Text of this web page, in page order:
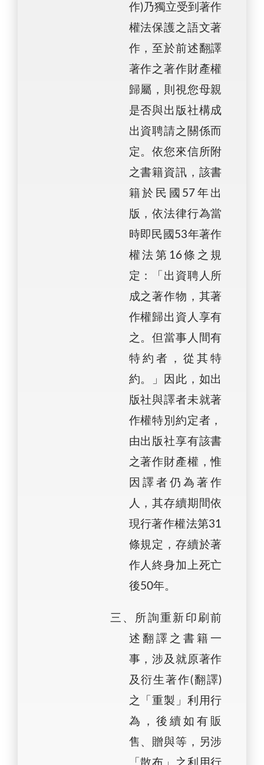
作)乃獨立受到著作
權法保護之語文著
作，至於前述翻譯
著作之著作財產權
歸屬，則視您母親
是否與出版社構成
出資聘請之關係而
定。依您來信所附
之書籍資訊，該書
籍於民國57年出
版，依法律行為當
時即民國53年著作
權法第16條之規
定：「出資聘人所
成之著作物，其著
作權歸出資人享有
之。但當事人間有
特約者，從其特
約。」因此，如出
版社與譯者未就著
作權特別約定者，
由出版社享有該書
之著作財產權，惟
因譯者仍為著作
人，其存續期間依
現行著作權法第31
條規定，存續於著
作人終身加上死亡
後50年。
三、所詢重新印刷前
述翻譯之書籍一
事，涉及就原著作
及衍生著作(翻譯)
之「重製」利用行
為，後續如有販
售、贈與等，另涉